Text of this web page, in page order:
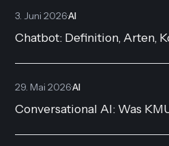
3. Juni 2026·AI
Chatbot: Definition, Arten,
29. Mai 2026·AI
Conversational AI: Was